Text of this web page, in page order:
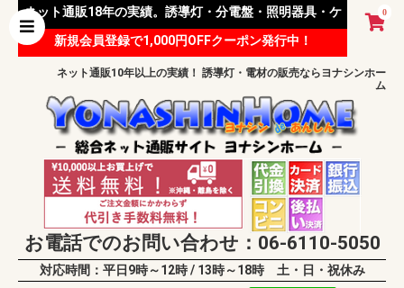
0
ネット通販18年の実績。誘導灯・分電盤・照明器具・ケ
ーブル等 様々な資材を取り扱っています。
新規会員登録で1,000円OFFクーポン発行中！
ネット通販10年以上の実績！ 誘導灯・電材の販売ならヨナシンホー
ム
お電話でのお問い合わせ：06-6110-5050
対応時間：平日9時～12時 / 13時～18時 土・日・祝休み